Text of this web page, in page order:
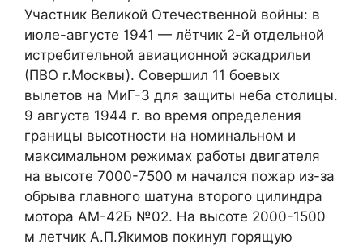
Участник Великой Отечественной войны: в
июле-августе 1941 — лётчик 2-й отдельной
истребительной авиационной эскадрильи
(ПВО г.Москвы). Совершил 11 боевых
вылетов на МиГ-3 для защиты неба столицы.
9 августа 1944 г. во время определения
границы высотности на номинальном и
максимальном режимах работы двигателя
на высоте 7000-7500 м начался пожар из-за
обрыва главного шатуна второго цилиндра
мотора АМ-42Б №02. На высоте 2000-1500
м летчик А.П.Якимов покинул горящую